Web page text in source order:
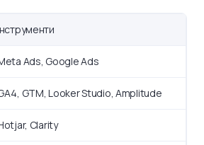
Ads, Google Ads
GTM, Looker Studio, Amplitude
Clarity